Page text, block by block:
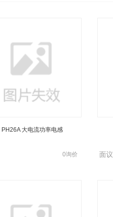
PH26A 大电流功率电感
0询价 面议